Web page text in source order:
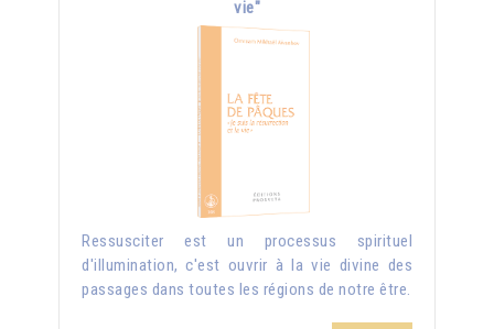
vie"
Ressusciter est un processus spirituel
d'illumination, c'est ouvrir à la vie divine des
passages dans toutes les régions de notre être.